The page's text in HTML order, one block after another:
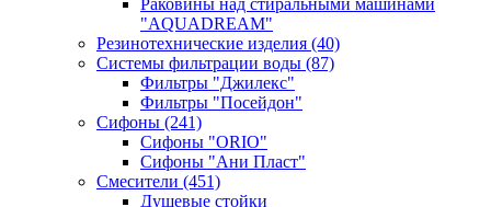
Раковины над стиральными машинами
"AQUADREAM"
Резинотехнические изделия (40)
Системы фильтрации воды (87)
Фильтры "Джилекс"
Фильтры "Посейдон"
Сифоны (241)
Сифоны "ORIO"
Сифоны "Ани Пласт"
Смесители (451)
Душевые стойки